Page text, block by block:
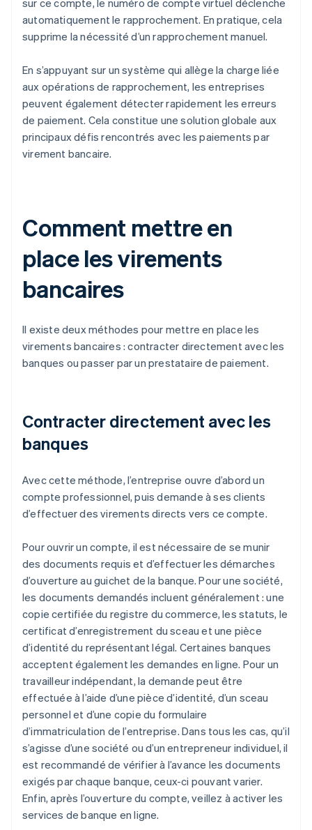
sur ce compte, le numéro de compte virtuel déclenche
automatiquement le rapprochement. En pratique, cela
supprime la nécessité d’un rapprochement manuel.
En s’appuyant sur un système qui allège la charge liée
aux opérations de rapprochement, les entreprises
peuvent également détecter rapidement les erreurs
de paiement. Cela constitue une solution globale aux
principaux défis rencontrés avec les paiements par
virement bancaire.
Comment mettre en
place les virements
bancaires
Il existe deux méthodes pour mettre en place les
virements bancaires : contracter directement avec les
banques ou passer par un prestataire de paiement.
Contracter directement avec les
banques
Avec cette méthode, l’entreprise ouvre d’abord un
compte professionnel, puis demande à ses clients
d’effectuer des virements directs vers ce compte.
Pour ouvrir un compte, il est nécessaire de se munir
des documents requis et d’effectuer les démarches
d’ouverture au guichet de la banque. Pour une société,
les documents demandés incluent généralement : une
copie certifiée du registre du commerce, les statuts, le
certificat d’enregistrement du sceau et une pièce
d’identité du représentant légal. Certaines banques
acceptent également les demandes en ligne. Pour un
travailleur indépendant, la demande peut être
effectuée à l’aide d’une pièce d’identité, d’un sceau
personnel et d’une copie du formulaire
d’immatriculation de l’entreprise. Dans tous les cas, qu’il
s’agisse d’une société ou d’un entrepreneur individuel, il
est recommandé de vérifier à l’avance les documents
exigés par chaque banque, ceux-ci pouvant varier.
Enfin, après l’ouverture du compte, veillez à activer les
services de banque en ligne.